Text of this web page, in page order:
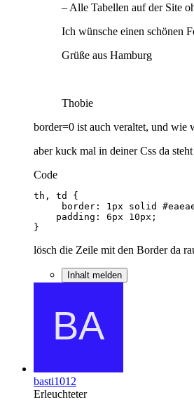
– Alle Tabellen auf der Site
Ich wünsche einen schönen
Grüße aus Hamburg
Thobie
border=0 ist auch veraltet, und wie
aber kuck mal in deiner Css da steht
Code
}
lösch die Zeile mit den Border da
Inhalt melden
basti1012
Erleuchteter